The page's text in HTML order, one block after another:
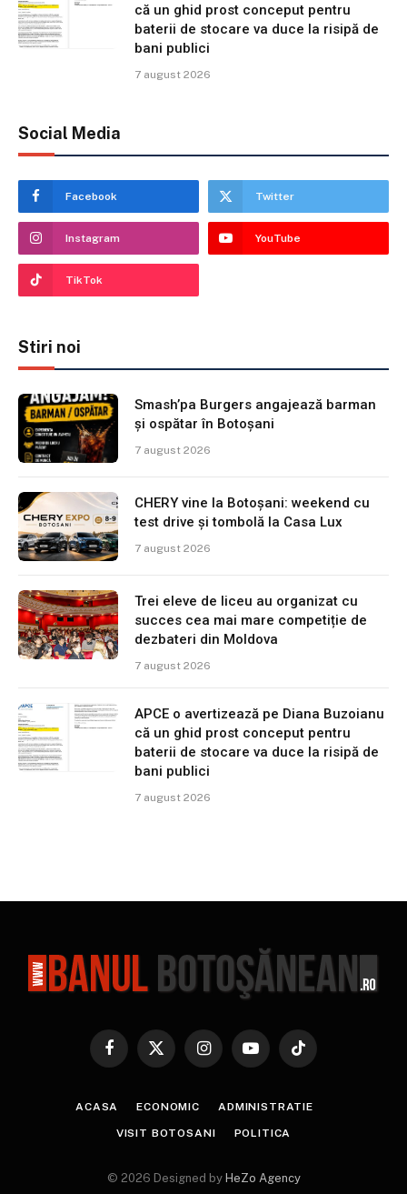
că un ghid prost conceput pentru
baterii de stocare va duce la risipă de
bani publici
7 august 2026
Social Media
Facebook Twitter
Instagram YouTube
TikTok
Stiri noi
Smash’pa Burgers angajează barman
și ospătar în Botoșani
7 august 2026
CHERY vine la Botoșani: weekend cu
test drive și tombolă la Casa Lux
7 august 2026
Trei eleve de liceu au organizat cu
succes cea mai mare competiție de
dezbateri din Moldova
7 august 2026
APCE o avertizează pe Diana Buzoianu
că un ghid prost conceput pentru
baterii de stocare va duce la risipă de
bani publici
7 august 2026
Facebook
X
InstagramYouTubeTikTok
ACASA ECONOMIC ADMINISTRATIE
VISIT BOTOSANI POLITICA
© 2026 Designed by HeZo Agency